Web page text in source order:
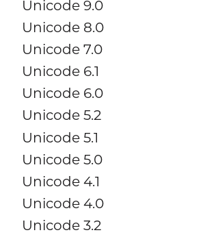
Unicode 9.0
Unicode 8.0
Unicode 7.0
Unicode 6.1
Unicode 6.0
Unicode 5.2
Unicode 5.1
Unicode 5.0
Unicode 4.1
Unicode 4.0
Unicode 3.2